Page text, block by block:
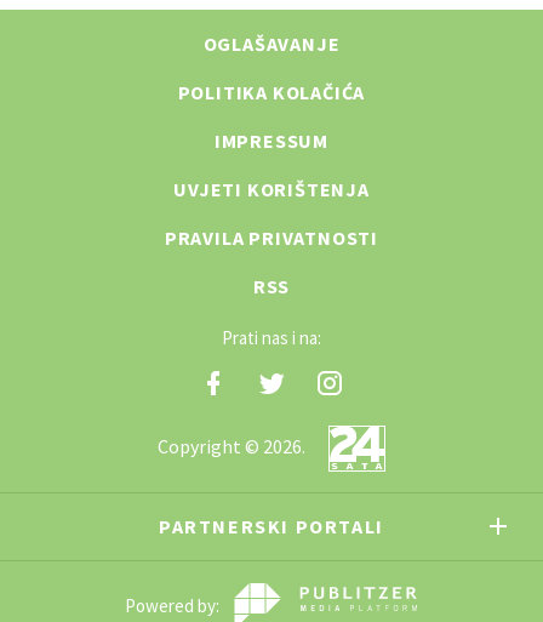
OGLAŠAVANJE
POLITIKA KOLAČIĆA
IMPRESSUM
UVJETI KORIŠTENJA
PRAVILA PRIVATNOSTI
RSS
Prati nas i na:
Copyright © 2026.
PARTNERSKI PORTALI
Powered by: